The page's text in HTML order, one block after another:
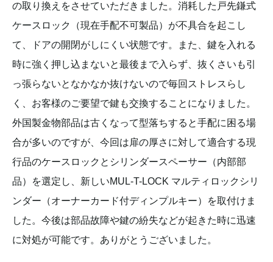
の取り換えをさせていただきました。消耗した戸先鎌式
ケースロック（現在手配不可製品）が不具合を起こし
て、ドアの開閉がしにくい状態です。また、鍵を入れる
時に強く押し込まないと最後まで入らず、抜くさいも引
っ張らないとなかなか抜けないので毎回ストレスらし
く、お客様のご要望で鍵も交換することになりました。
外国製金物部品は古くなって型落ちすると手配に困る場
合が多いのですが、今回は扉の厚さに対して適合する現
行品のケースロックとシリンダースペーサー（内部部
品）を選定し、新しいMUL-T-LOCK マルティロックシリ
ンダー（オーナーカード付ディンプルキー）を取付けま
した。今後は部品故障や鍵の紛失などが起きた時に迅速
に対処が可能です。ありがとうございました。